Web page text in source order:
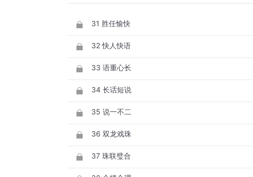
31 胜任愉快
32 快人快语
33 语重心长
34 长话短说
35 说一不二
36 双龙戏珠
37 珠联璧合